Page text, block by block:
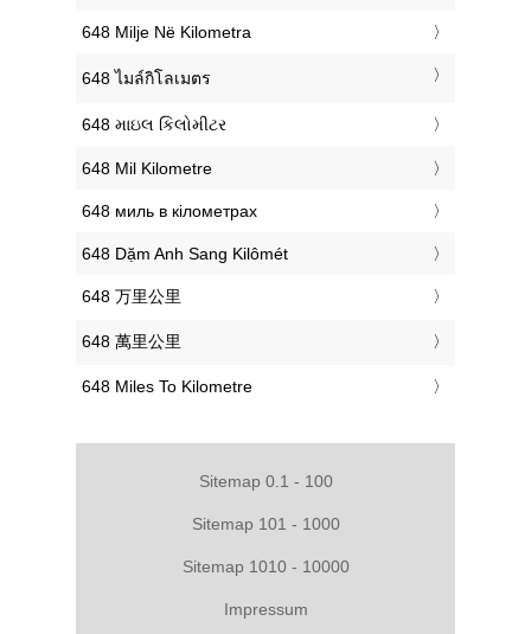
‎648 Milje Në Kilometra
‎648 ไมล์กิโลเมตร
‎648 માઇલ કિલોમીટર
‎648 Mil Kilometre
‎648 миль в кілометрах
‎648 Dặm Anh Sang Kilômét
‎648 万里公里
‎648 萬里公里
‎648 Miles To Kilometre
Sitemap 0.1 - 100
Sitemap 101 - 1000
Sitemap 1010 - 10000
Impressum